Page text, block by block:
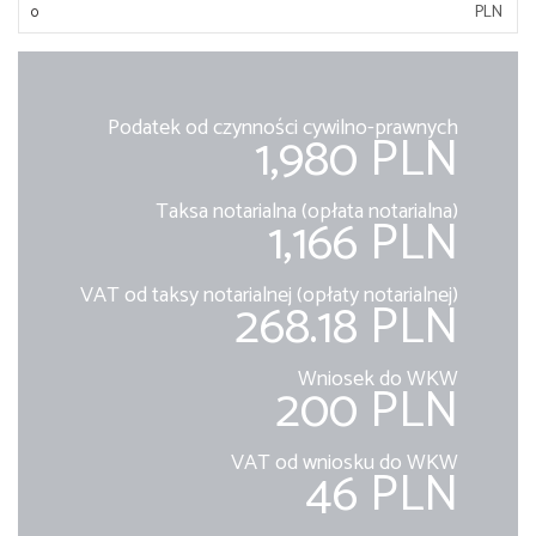
PLN
Podatek od czynności cywilno-prawnych
1,980 PLN
Taksa notarialna (opłata notarialna)
1,166 PLN
VAT od taksy notarialnej (opłaty notarialnej)
268.18 PLN
Wniosek do WKW
200 PLN
VAT od wniosku do WKW
46 PLN